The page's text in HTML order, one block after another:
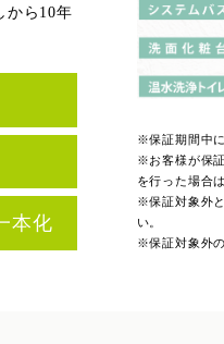
から10年
本化
※保証期間中
※お客様が保
を行った場合
※保証対象外
い。
※保証対象外